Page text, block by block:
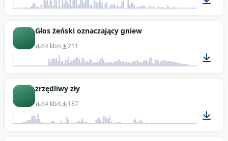
Głos żeński oznaczający gniew
64 kb/s 211
zrzędliwy zły
64 kb/s 187